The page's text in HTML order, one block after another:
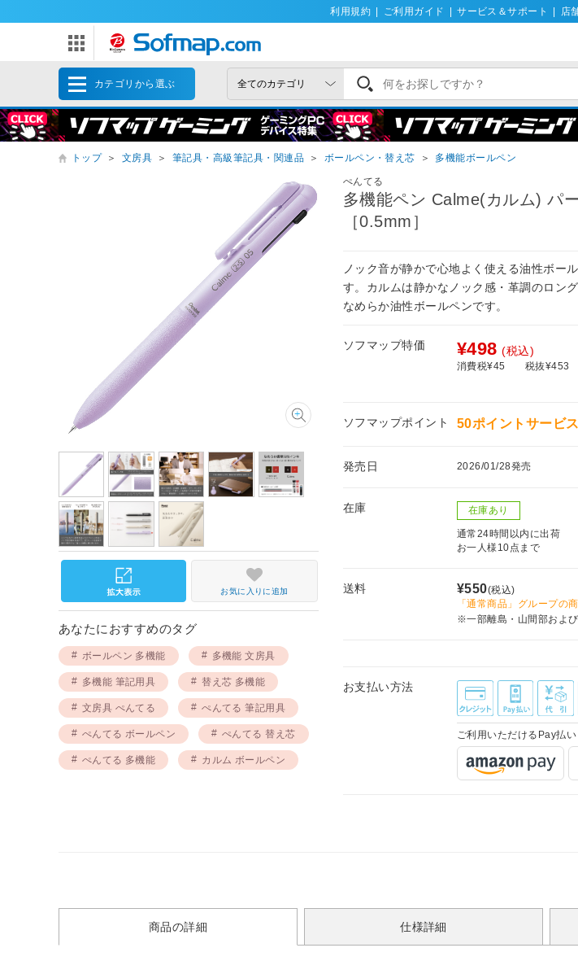
利用規約 ご利用ガイド サービス＆サポート 店
カテゴリから選ぶ
トップ ＞ 文房具 ＞ 筆記具・高級筆記具・関連品 ＞ ボールペン・替え芯 ＞ 多機能ボールペン
ぺんてる
多機能ペン Calme(カルム) パ
［0.5mm］
ノック音が静かで心地よく使える油性ボー
す。カルムは静かなノック感・革調のロン
なめらか油性ボールペンです。
ソフマップ特価 ¥498 (税込)
消費税¥45 税抜¥453
ソフマップポイント 50ポイントサービ
発売日 2026/01/28発売
在庫 在庫あり
通常24時間以内に出荷
お一人様10点まで
送料 ¥550(税込)
「通常商品」グループの
※一部離島・山間部およ
お支払い方法
ご利用いただけるPay払い
お気に入りに追加
あなたにおすすめのタグ
ボールペン 多機能 多機能 文房具
多機能 筆記用具 替え芯 多機能
文房具 ぺんてる ぺんてる 筆記用具
ぺんてる ボールペン ぺんてる 替え芯
ぺんてる 多機能 カルム ボールペン
商品の詳細 仕様詳細